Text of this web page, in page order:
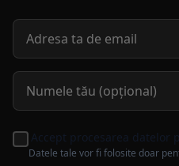
Accept procesarea datelor
Datele tale vor fi folosite doar